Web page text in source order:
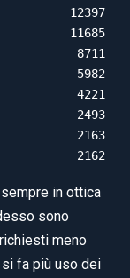
12397
11685
8711
5982
4221
2493
2163
2162
in ottica
sono
meno
fa più uso dei